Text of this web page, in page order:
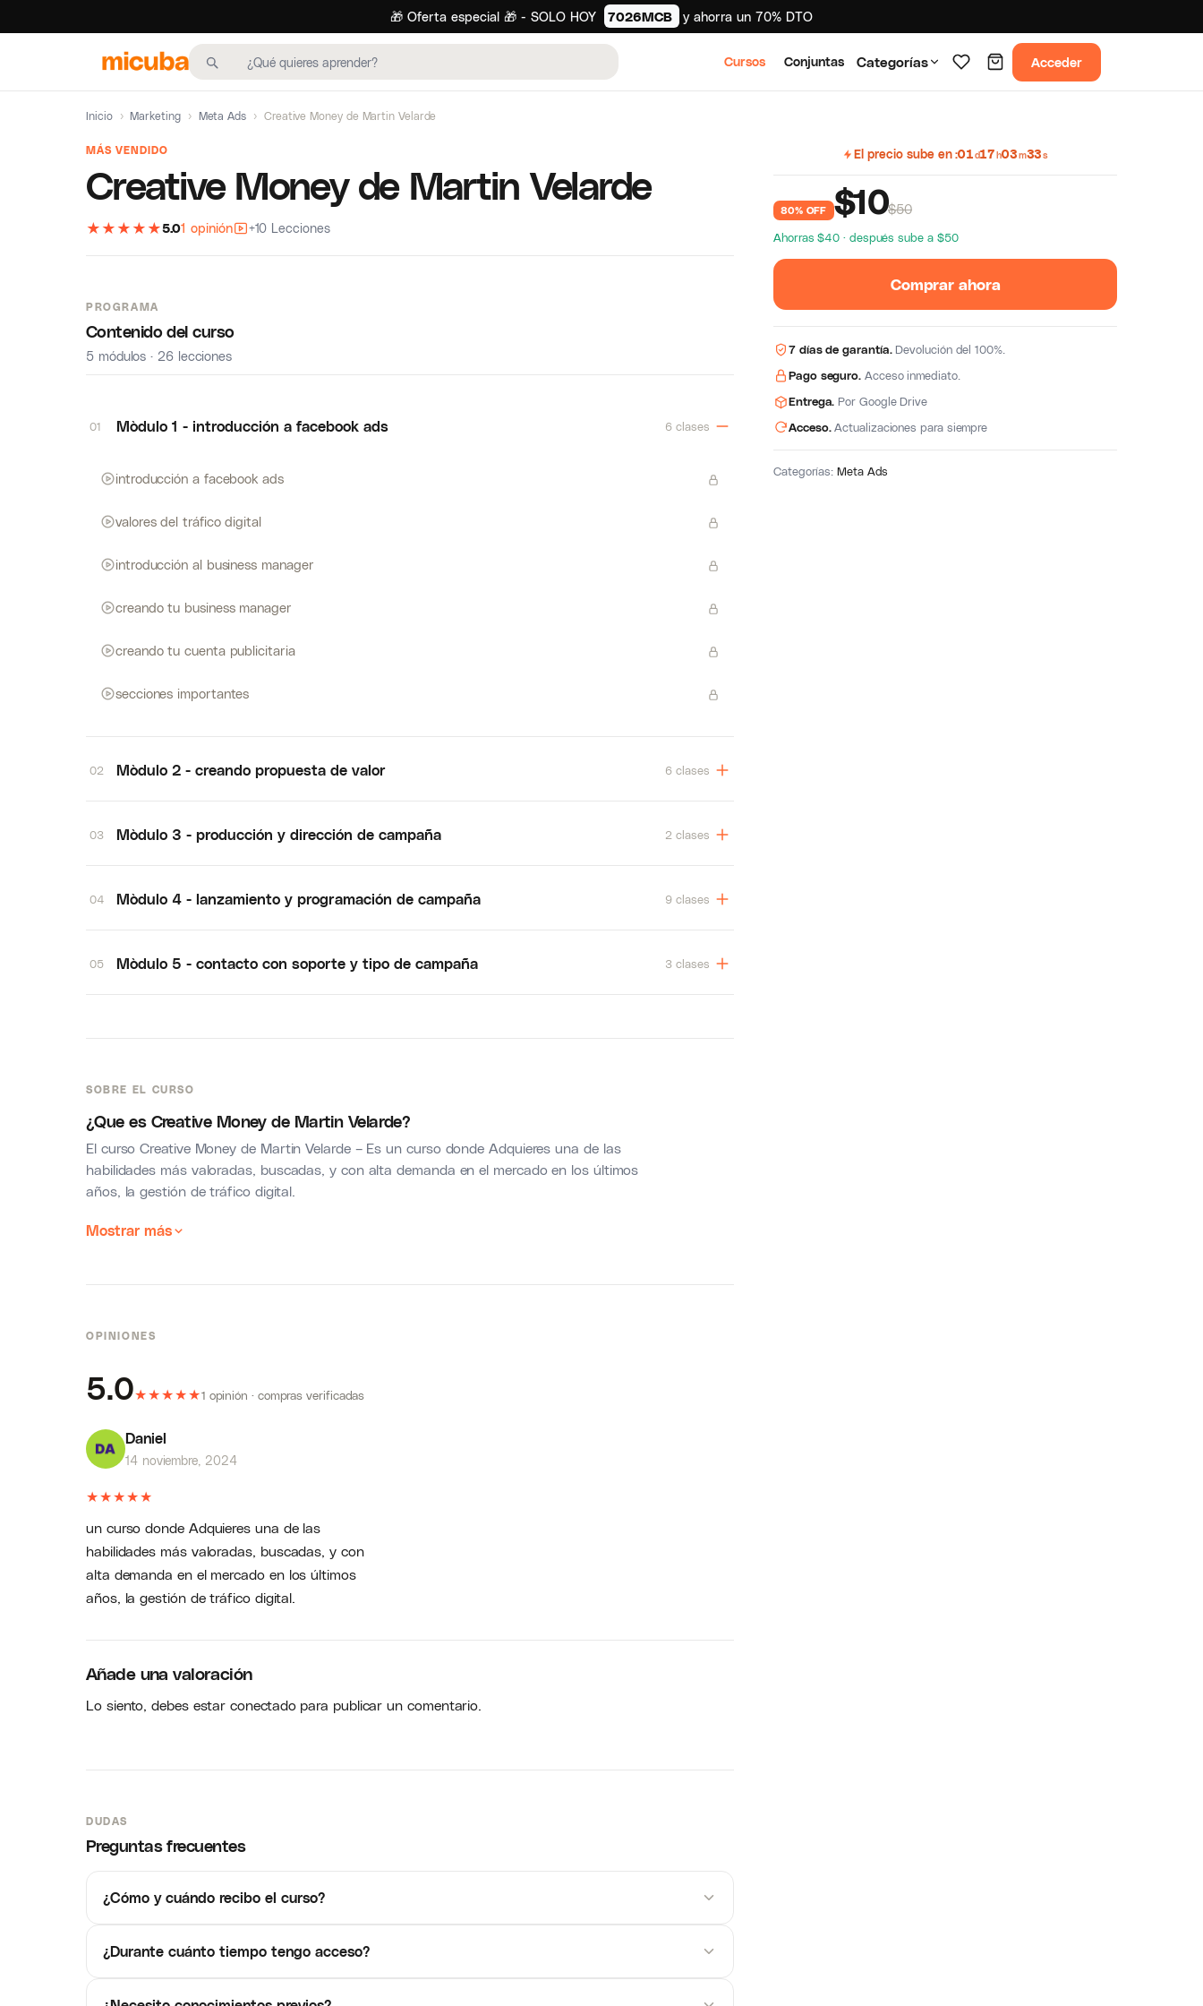
🎁 Oferta especial 🎁 - SOLO HOY 7026MCB y ahorra un 70% DTO
Cursos Conjuntas Categorías Acceder
Inicio › Marketing › Meta Ads › Creative Money de Martin Velarde
MÁS VENDIDO
Creative Money de Martin Velarde
★ ★ ★ ★ ★5.01 opinión +10 Lecciones
SOBRE EL CURSO
¿Que es Creative Money de Martin Velarde?
El curso Creative Money de Martin Velarde – Es un curso donde Adquieres una de las
habilidades más valoradas, buscadas, y con alta demanda en el mercado en los últimos
años, la gestión de tráfico digital.
Mostrar más
PROGRAMA
Contenido del curso
5 módulos · 26 lecciones
01 Mòdulo 1 - introducción a facebook ads 6 clases
introducción a facebook ads
valores del tráfico digital
introducción al business manager
creando tu business manager
creando tu cuenta publicitaria
secciones importantes
02 Mòdulo 2 - creando propuesta de valor 6 clases
03 Mòdulo 3 - producción y dirección de campaña 2 clases
04 Mòdulo 4 - lanzamiento y programación de campaña 9 clases
05 Mòdulo 5 - contacto con soporte y tipo de campaña 3 clases
OPINIONES
5.0★★★★★1 opinión · compras verificadas
Daniel
14 noviembre, 2024
★★★★★
un curso donde Adquieres una de las
habilidades más valoradas, buscadas, y con
alta demanda en el mercado en los últimos
años, la gestión de tráfico digital.
Añade una valoración
Lo siento, debes estarconectadopara publicar un comentario.
DUDAS
Preguntas frecuentes
¿Cómo y cuándo recibo el curso?
¿Durante cuánto tiempo tengo acceso?
El precio sube en 01d17h03m32s
80% OFF $10$50
Ahorras $40 · después sube a $50
Comprar ahora
7 días de garantía.Devolución del 100%.
Pago seguro. Acceso inmediato.
Entrega. Por Google Drive
Acceso.Actualizaciones para siempre
Categorías:Meta Ads